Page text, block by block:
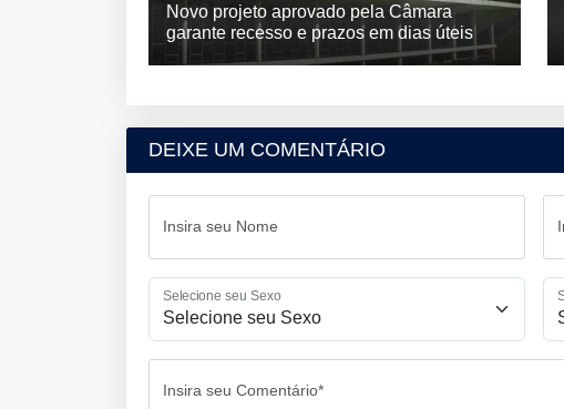
Novo projeto aprovado pela Câmara
garante recesso e prazos em dias úteis
DEIXE UM COMENTÁRIO
Insira seu Nome
Selecione seu Sexo
Insira seu Comentário*